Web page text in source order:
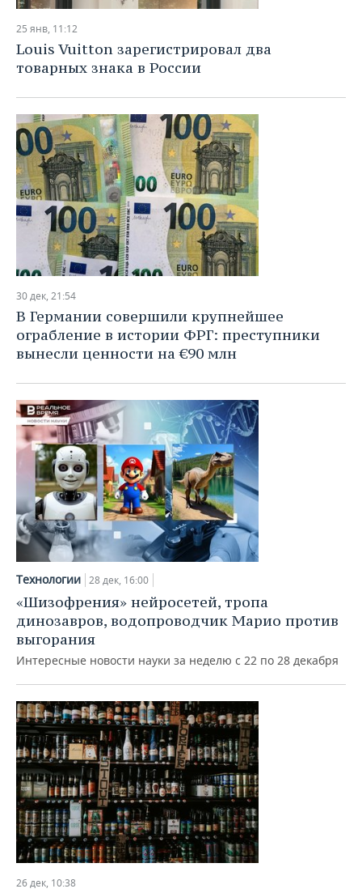
25 янв, 11:12
Louis Vuitton зарегистрировал два
товарных знака в России
30 дек, 21:54
В Германии совершили крупнейшее
ограбление в истории ФРГ: преступники
вынесли ценности на €90 млн
Технологии 28 дек, 16:00
«Шизофрения» нейросетей, тропа
динозавров, водопроводчик Марио против
выгорания
Интересные новости науки за неделю с 22 по 28 декабря
26 дек, 10:38